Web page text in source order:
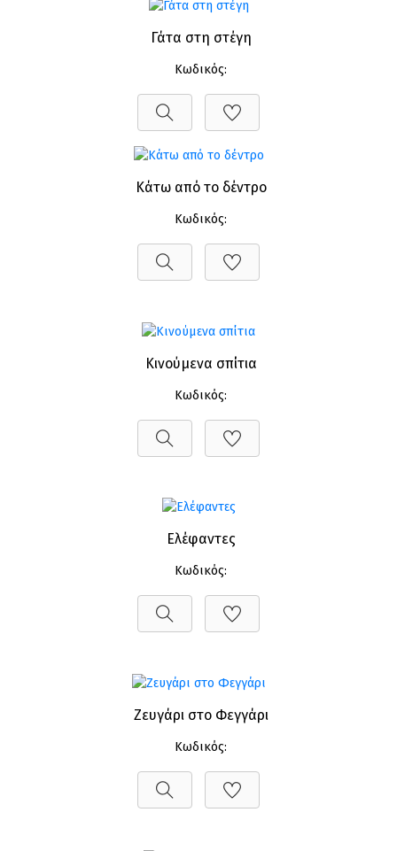
Γάτα στη στέγη
Κωδικός:
Κάτω από το δέντρο
Κωδικός:
Κινούμενα σπίτια
Κωδικός:
Ελέφαντες
Κωδικός:
Ζευγάρι στο Φεγγάρι
Κωδικός: